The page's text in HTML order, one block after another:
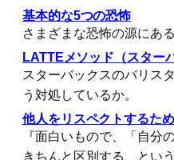
基本的な5つの恐怖
さまざまな恐怖の源にあ
LATTEメソッド（スター
スターバックスのバリス
う対処しているか。
他人をリスペクトするた
『面白いもので、「自分
きちんと区別する、とい